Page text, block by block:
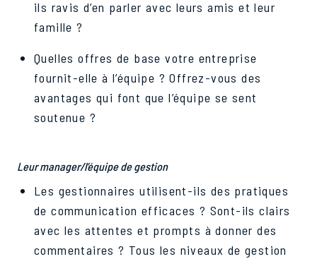
ils ravis d’en parler avec leurs amis et leur
famille ?
Quelles offres de base votre entreprise
fournit-elle à l’équipe ? Offrez-vous des
avantages qui font que l’équipe se sent
soutenue ?
Leur manager/l’équipe de gestion
Les gestionnaires utilisent-ils des pratiques
de communication efficaces ? Sont-ils clairs
avec les attentes et prompts à donner des
commentaires ? Tous les niveaux de gestion